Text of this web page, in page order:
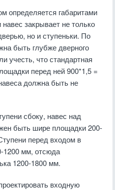
определяется габаритами
закрывает не только
но и ступеньки. По
быть глубже дверного
учесть, что стандартная
перед ней 900*1,5 =
должна быть не
сбоку, навес над
быть шире площадки 200-
перед входом в
1200 мм, отсюда
1200-1800 мм.
входную